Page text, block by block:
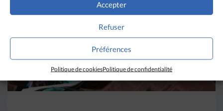
Accepter
Refuser
Préférences
Politique de cookiesPolitique de confidentialité